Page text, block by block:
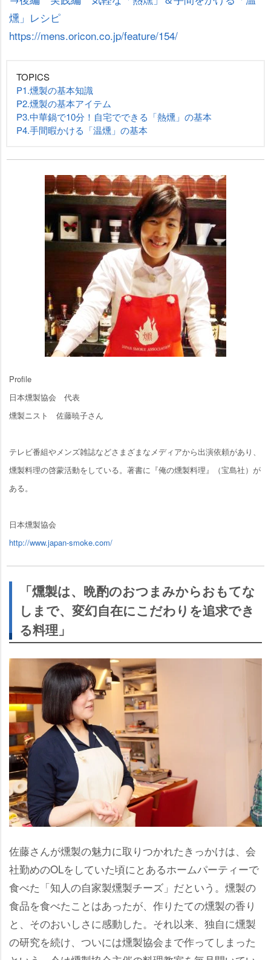
燻」レシピ
https://mens.oricon.co.jp/feature/154/
TOPICS
P1.燻製の基本知識
P2.燻製の基本アイテム
P3.中華鍋で10分！自宅でできる「熱燻」の基本
P4.手間暇かける「温燻」の基本
Profile
日本燻製協会 代表
燻製ニスト 佐藤暁子さん
テレビ番組やメンズ雑誌などさまざまなメディアから出演依頼があり、
燻製料理の啓蒙活動をしている。著書に『俺の燻製料理』（宝島社）が
ある。
日本燻製協会
http://www.japan-smoke.com/
「燻製は、晩酌のおつまみからおもてな
しまで、変幻自在にこだわりを追求でき
る料理」
佐藤さんが燻製の魅力に取りつかれたきっかけは、会
社勤めのOLをしていた頃にとあるホームパーティーで
食べた「知人の自家製燻製チーズ」だという。燻製の
食品を食べたことはあったが、作りたての燻製の香り
と、そのおいしさに感動した。それ以来、独自に燻製
の研究を続け、ついには燻製協会まで作ってしまった